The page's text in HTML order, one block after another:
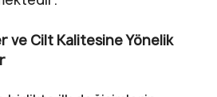
ve Cilt Kalitesine Yönelik